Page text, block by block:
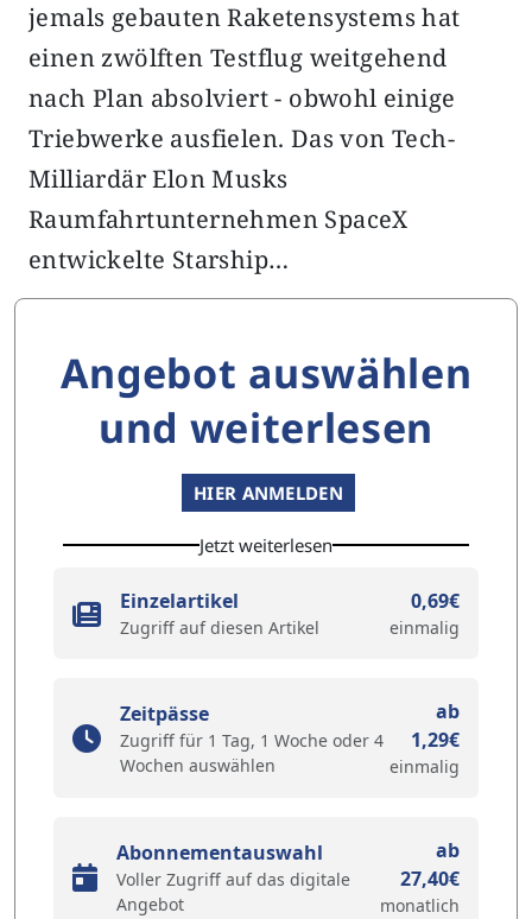
jemals gebauten Raketensystems hat
einen zwölften Testflug weitgehend
nach Plan absolviert - obwohl einige
Triebwerke ausfielen. Das von Tech-
Milliardär Elon Musks
Raumfahrtunternehmen SpaceX
entwickelte Starship…
Angebot auswählen
und weiterlesen
HIER ANMELDEN
Jetzt weiterlesen
Einzelartikel
Zugriff auf diesen Artikel
0,69€
einmalig
Zeitpässe
Zugriff für 1 Tag, 1 Woche oder 4
Wochen auswählen
ab
1,29€
einmalig
Abonnementauswahl
Voller Zugriff auf das digitale
Angebot
ab
27,40€
monatlich